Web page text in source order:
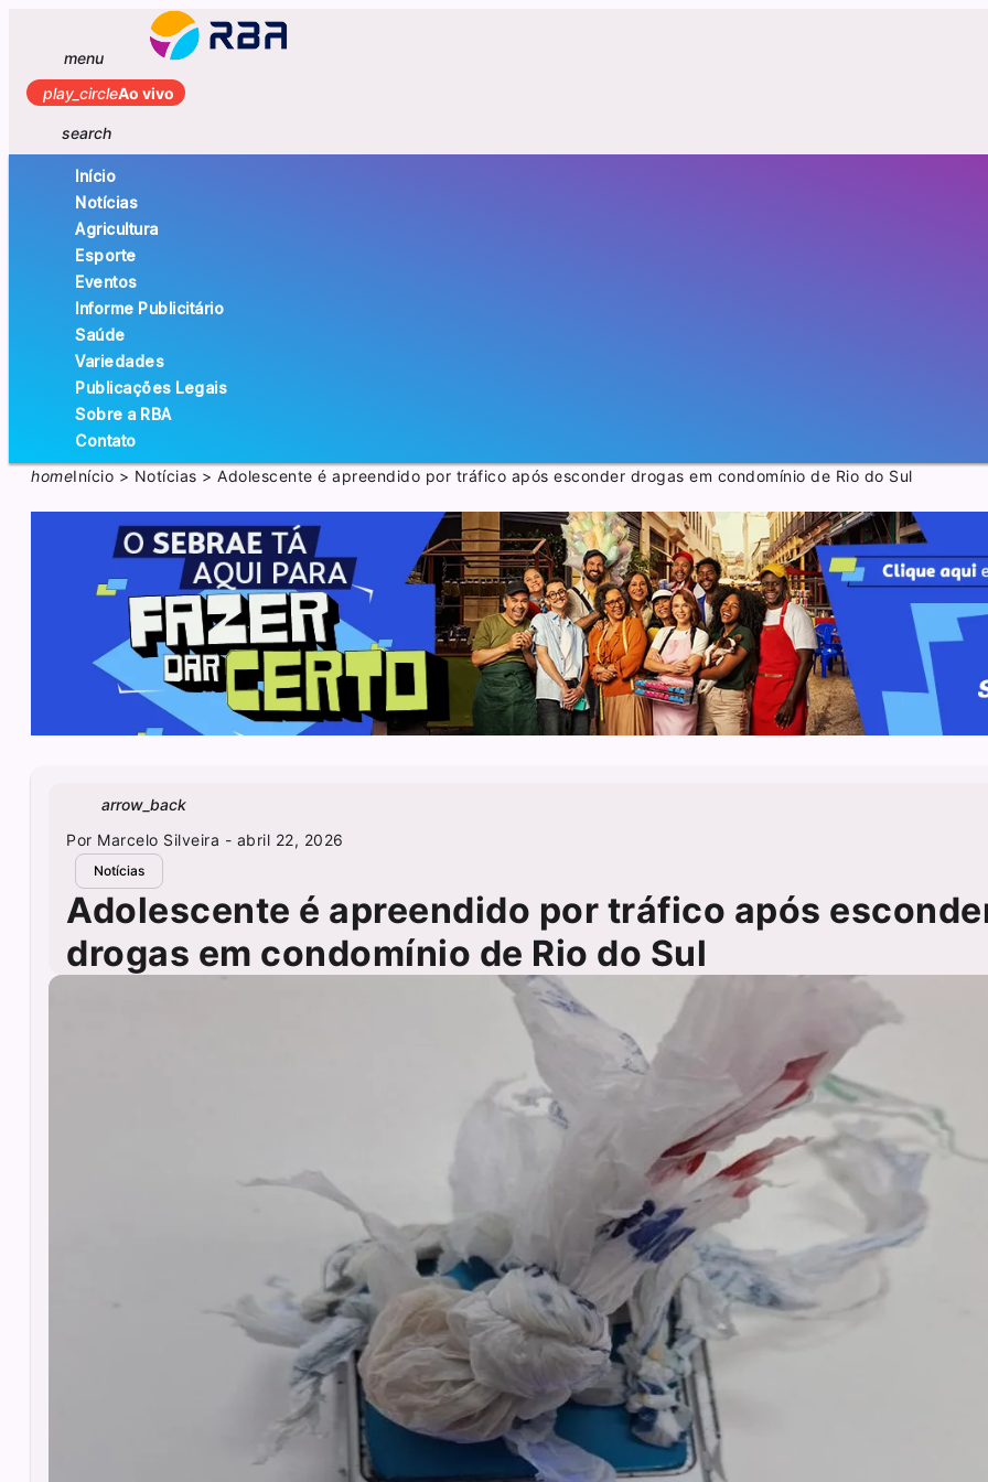
menu
play_circleAo vivo
search
Início
Notícias
Agricultura
Esporte
Eventos
Informe Publicitário
Saúde
Variedades
Publicações Legais
Sobre a RBA
Contato
homeInício > Notícias >Adolescente é apreendido por tráfico após esconder drogas em condomínio de Rio do Sul
arrow_back
Por Marcelo Silveira - abril 22, 2026
Notícias
Adolescente é apreendido por tráfico após
drogas em condomínio de Rio do Sul